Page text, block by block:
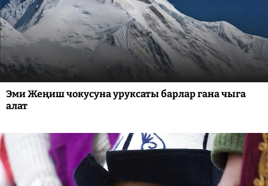
Эми Жеңиш чокусуна уруксаты барлар гана чыга
алат